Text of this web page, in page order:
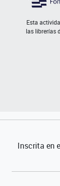
Esta
las librerías
Inscrita en